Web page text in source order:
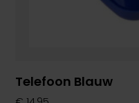
Telefoon Blauw